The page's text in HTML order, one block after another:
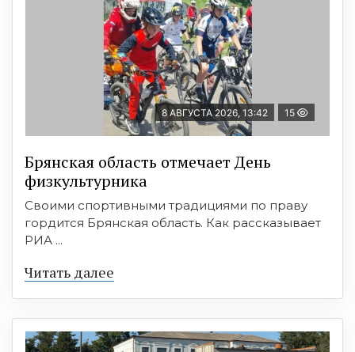
8 АВГУСТА 2026, 13:42 15
Брянская область отмечает День
физкультурника
Своими спортивными традициями по праву
гордится Брянская область. Как рассказывает
РИА ...
Читать далее